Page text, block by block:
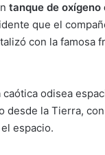
tanque de oxígeno
que el
con la famosa
odisea
desde la Tierra,
espacio.